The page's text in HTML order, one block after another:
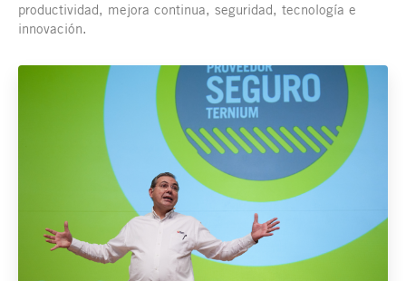
productividad, mejora continua, seguridad, tecnología e
innovación.